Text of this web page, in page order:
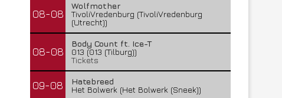
08-08
Wolfmother
TivoliVredenburg (TivoliVredenburg
(Utrecht))
08-08
Body Count ft. Ice-T
013 (013 (Tilburg))
Tickets
09-08
Hatebreed
Het Bolwerk (Het Bolwerk (Sneek))